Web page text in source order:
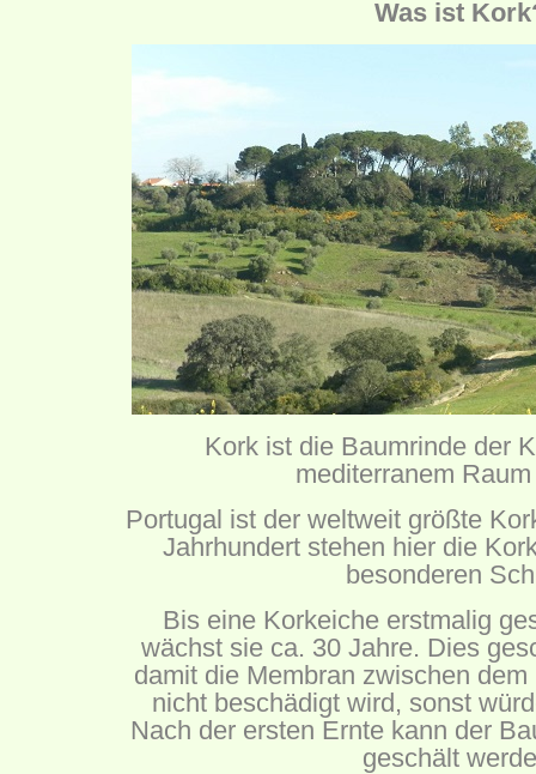
Was ist
Kork ist die Baumrinde der
mediterranem
Portugal ist der weltweit größte
Jahrhundert stehen hier die
besonderen
Bis eine Korkeiche erstmalig
wächst sie ca. 30 Jahre. Dies
damit die Membran zwischen
nicht beschädigt wird, sonst
Nach der ersten Ernte kann der
geschält